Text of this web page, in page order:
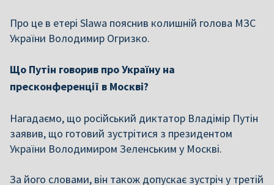
Про це в етері Slawa пояснив колишній голова МЗС
України Володимир Огризко.
Що Путін говорив про Україну на
пресконференції в Москві?
Нагадаємо, що російський диктатор Владімір Путін
заявив, що готовий зустрітися з президентом
України Володимиром Зеленським у Москві.
За його словами, він також допускає зустріч у третій